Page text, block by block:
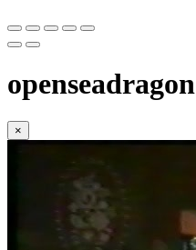
openseadragon
×